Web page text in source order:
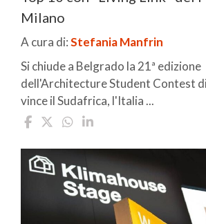
Milano
A cura di:Stefania Manfrin
Si chiude a Belgrado la 21ª edizione
dell'Architecture Student Contest
vince il Sudafrica, l'Italia ...